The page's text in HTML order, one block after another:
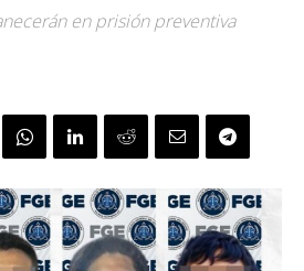
en prisión preventiva